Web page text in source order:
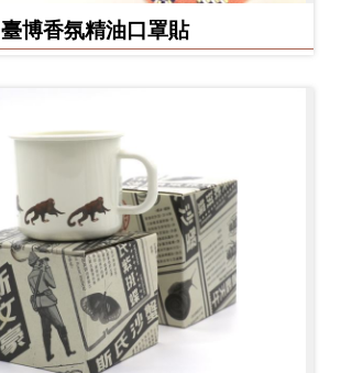
臺博香氛精油口罩貼